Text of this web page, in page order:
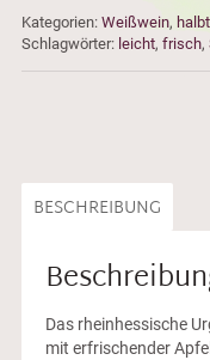
Kategorien: Weißwein,
Schlagwörter: leicht, frisch,
BESCHREIBUNG
Das rheinhessische
mit erfrischender